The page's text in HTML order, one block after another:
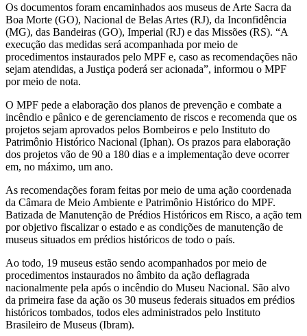
Os documentos foram encaminhados aos museus de Arte Sacra da
Boa Morte (GO), Nacional de Belas Artes (RJ), da Inconfidência
(MG), das Bandeiras (GO), Imperial (RJ) e das Missões (RS). “A
execução das medidas será acompanhada por meio de
procedimentos instaurados pelo MPF e, caso as recomendações não
sejam atendidas, a Justiça poderá ser acionada”, informou o MPF
por meio de nota.
O MPF pede a elaboração dos planos de prevenção e combate a
incêndio e pânico e de gerenciamento de riscos e recomenda que os
projetos sejam aprovados pelos Bombeiros e pelo Instituto do
Patrimônio Histórico Nacional (Iphan). Os prazos para elaboração
dos projetos vão de 90 a 180 dias e a implementação deve ocorrer
em, no máximo, um ano.
As recomendações foram feitas por meio de uma ação coordenada
da Câmara de Meio Ambiente e Patrimônio Histórico do MPF.
Batizada de Manutenção de Prédios Históricos em Risco, a ação tem
por objetivo fiscalizar o estado e as condições de manutenção de
museus situados em prédios históricos de todo o país.
Ao todo, 19 museus estão sendo acompanhados por meio de
procedimentos instaurados no âmbito da ação deflagrada
nacionalmente pela após o incêndio do Museu Nacional. São alvo
da primeira fase da ação os 30 museus federais situados em prédios
históricos tombados, todos eles administrados pelo Instituto
Brasileiro de Museus (Ibram).